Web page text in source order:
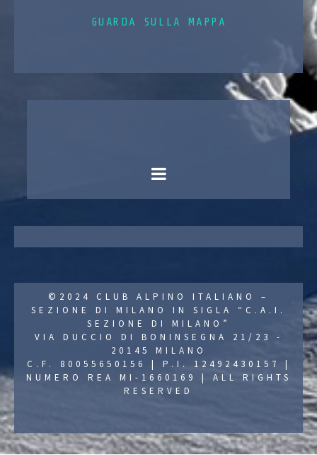
GUARDA SULLA MAPPA
©2024 CLUB ALPINO ITALIANO –
SEZIONE DI MILANO IN SIGLA “C.A.I.
SEZIONE DI MILANO”
VIA DUCCIO DI BONINSEGNA 21/23 -
20145 MILANO
C.F. 80055650156 | P.I. 12492430157 |
NUMERO REA MI-1660169 | ALL RIGHTS
RESERVED